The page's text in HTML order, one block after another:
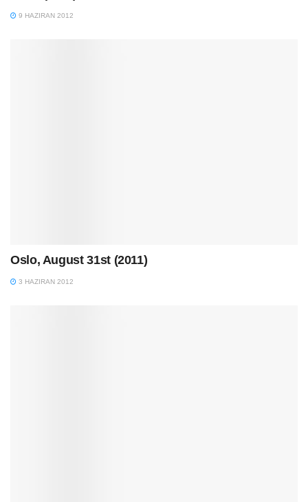
9 HAZIRAN 2012
Oslo, August 31st (2011)
3 HAZIRAN 2012